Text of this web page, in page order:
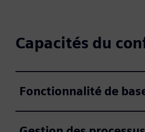
Capacités du
Fonctionnalité de